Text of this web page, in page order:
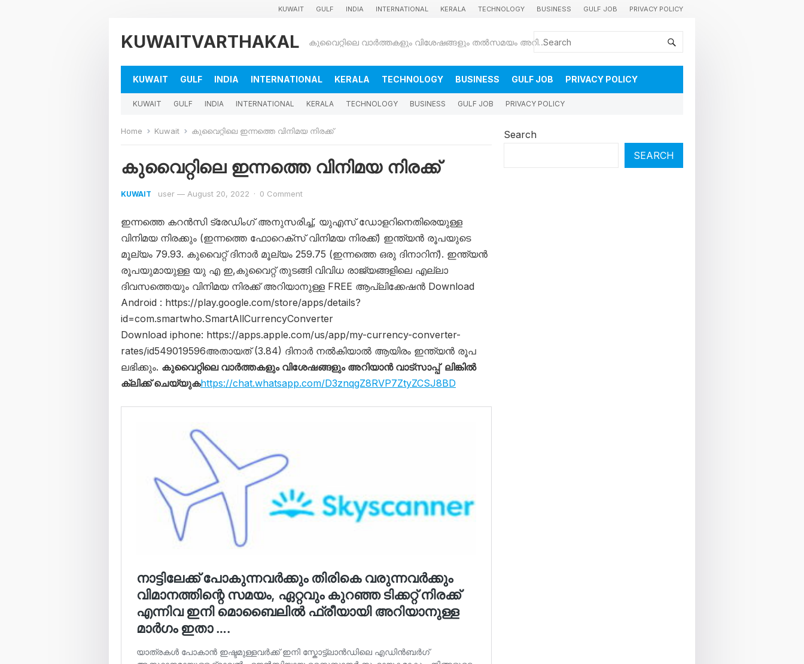
KUWAIT GULF INDIA INTERNATIONAL KERALA TECHNOLOGY BUSINESS GULF JOB PRIVACY POLICY
KUWAITVARTHAKAL കുവൈറ്റിലെ വാർത്തകളും വിശേഷങ്ങളും തൽസമയം അറിയാൻ
KUWAIT GULF INDIA INTERNATIONAL KERALA TECHNOLOGY BUSINESS GULF JOB PRIVACY POLICY
KUWAIT GULF INDIA INTERNATIONAL KERALA TECHNOLOGY BUSINESS GULF JOB PRIVACY POLICY
Home Kuwait കുവൈറ്റിലെ ഇന്നത്തെ വിനിമയ നിരക്ക്
കുവൈറ്റിലെ ഇന്നത്തെ വിനിമയ നിരക്ക്
KUWAIT user — August 20, 2022 · 0 Comment
ഇന്നത്തെ കറൻസി ട്രേഡിംഗ് അനുസരിച്ച്, യുഎസ് ഡോളറിനെതിരെയുള്ള
വിനിമയ നിരക്കും (ഇന്നത്തെ ഫോറെക്സ് വിനിമയ നിരക്ക്) ഇന്ത്യൻ രൂപയുടെ
മൂല്യം 79.93. കുവൈറ്റ് ദിനാർ മൂല്യം 259.75 (ഇന്നത്തെ ഒരു ദിനാറിന്). ഇന്ത്യൻ
രൂപയുമായുള്ള യു എ ഇ,കുവൈറ്റ് തുടങ്ങി വിവിധ രാജ്യങ്ങളിലെ എല്ലാ
ദിവസത്തെയും വിനിമയ നിരക്ക് അറിയാനുള്ള FREE ആപ്ലിക്കേഷൻ Download
Android : https://play.google.com/store/apps/details?
id=com.smartwho.SmartAllCurrencyConverter
Download iphone: https://apps.apple.com/us/app/my-currency-converter-
rates/id549019596അതായത് (3.84) ദിനാർ നൽകിയാൽ ആയിരം ഇന്ത്യൻ രൂപ
ലഭിക്കും. കുവൈറ്റിലെ വാർത്തകളും വിശേഷങ്ങളും അറിയാൻ വാട്സാപ്പ് ലിങ്കിൽ
ക്ലിക്ക് ചെയ്യുകhttps://chat.whatsapp.com/D3znqgZ8RVP7ZtyZCSJ8BD
Search
SEARCH